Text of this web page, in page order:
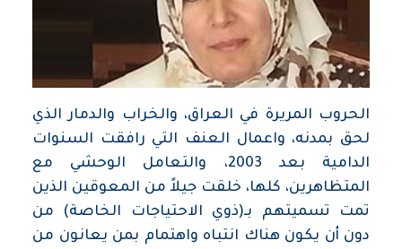
الحروب المريرة في العراق، والخراب والدمار الذي
لحق بمدنه، واعمال العنف التي رافقت السنوات
الدامية بعد 2003، والتعامل الوحشي مع
المتظاهرين، كلها، خلقت جيلاً من المعوقين الذين
تمت تسميتهم بـ(ذوي الاحتياجات الخاصة) من
دون أن يكون هناك انتباه واهتمام بمن يعانون من